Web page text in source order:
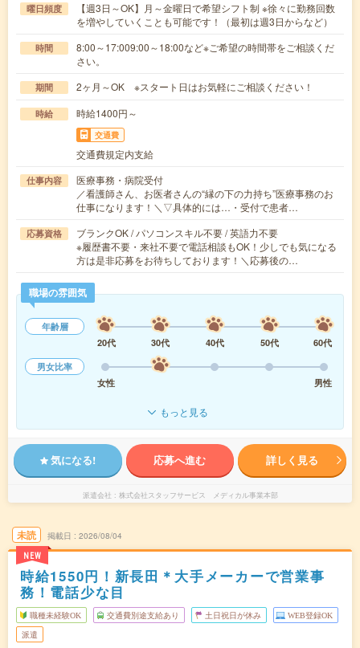
曜日頻度
【週3日～OK】月～金曜日で希望シフト制 ※徐々に勤務回数
を増やしていくことも可能です！（最初は週3日からなど）
時間
8:00～17:009:00～18:00など※ご希望の時間帯をご相談くだ
さい。
期間 2ヶ月～OK ※スタート日はお気軽にご相談ください！
時給 時給1400円～
交通費
交通費規定内支給
仕事内容
医療事務・病院受付
／看護師さん、お医者さんの“縁の下の力持ち”医療事務のお
仕事になります！＼▽具体的には…・受付で患者…
応募資格
ブランクOK / パソコンスキル不要 / 英語力不要
※履歴書不要・来社不要で電話相談もOK！少しでも気になる
方は是非応募をお待ちしております！＼応募後の…
職場の雰囲気
年齢層
20代
30代 40代 50代
60代
男女比率
女性
男性
もっと見る
気になる! 応募へ進む 詳しく見る
派遣会社 株式会社スタッフサービス メディカル事業本部
未読
NEW
掲載日 2026/08/04
時給1550円！新長田＊大手メーカーで営業事
務！電話少な目
職種未経験OK 交通費別途支給あり 土日祝日が休み WEB登録OK
派遣